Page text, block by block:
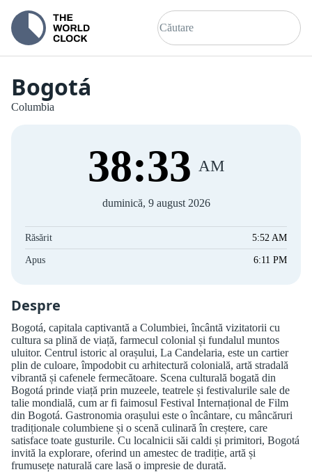
Bogotá
Columbia
38:33 AM
duminică, 9 august 2026
Răsărit 5:52 AM
Apus 6:11 PM
Despre
Bogotá, capitala captivantă a Columbiei, încântă vizitatorii cu
cultura sa plină de viață, farmecul colonial și fundalul muntos
uluitor. Centrul istoric al orașului, La Candelaria, este un cartier
plin de culoare, împodobit cu arhitectură colonială, artă stradală
vibrantă și cafenele fermecătoare. Scena culturală bogată din
Bogotá prinde viață prin muzeele, teatrele și festivalurile sale de
talie mondială, cum ar fi faimosul Festival Internațional de Film
din Bogotá. Gastronomia orașului este o încântare, cu mâncăruri
tradiționale columbiene și o scenă culinară în creștere, care
satisface toate gusturile. Cu localnicii săi caldi și primitori, Bogotá
invită la explorare, oferind un amestec de tradiție, artă și
frumusețe naturală care lasă o impresie de durată.